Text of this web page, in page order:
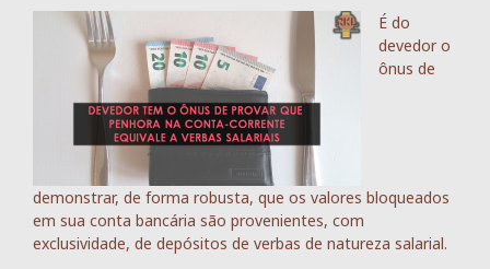
É do
devedor o
ônus de
demonstrar, de forma robusta, que os valores bloqueados
em sua conta bancária são provenientes, com
exclusividade, de depósitos de verbas de natureza salarial.